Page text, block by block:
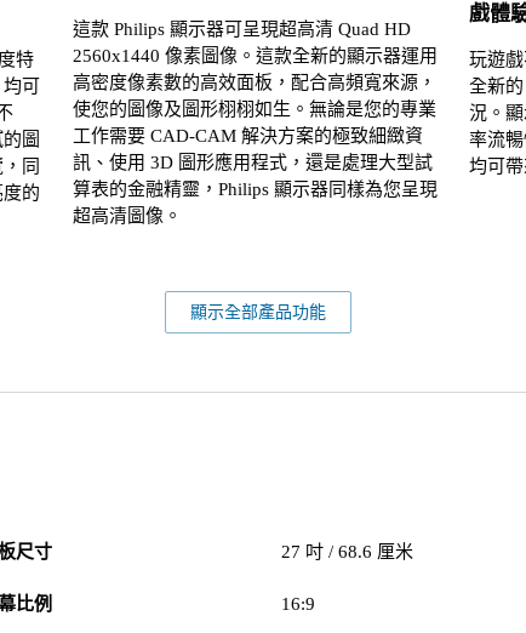
特
均可
圖
同
的
這款 Philips 顯示器可呈現超高清 Quad HD
2560x1440 像素圖像。這款全新的顯示器運用
高密度像素數的高效面板，配合高頻寬來源，
使您的圖像及圖形栩栩如生。無論是您的專業
工作需要 CAD-CAM 解決方案的極致細緻資
訊、使用 3D 圖形應用程式，還是處理大型試
算表的金融精靈，Philips 顯示器同樣為您呈現
超高清圖像。
戲體
玩遊
全新
況。
率流
均可
顯示全部產品功能
尺寸 27 吋 / 68.6 厘米
比例 16:9